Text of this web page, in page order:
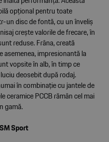
opțional pentru toate
un disc de fontă, cu un înveliș
crește valorile de frecare, în
reduse. Frâna, creată
asemenea, impresionantă la
vopsite în alb, în timp ce
deosebit după rodaj.
în combinație cu jantele de
ceramice PCCB rămân cel mai
gamă.
Sport